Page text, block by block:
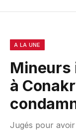
A LA UNE
Mineurs
à
Jugés pour